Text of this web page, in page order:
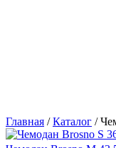
Главная /Каталог /